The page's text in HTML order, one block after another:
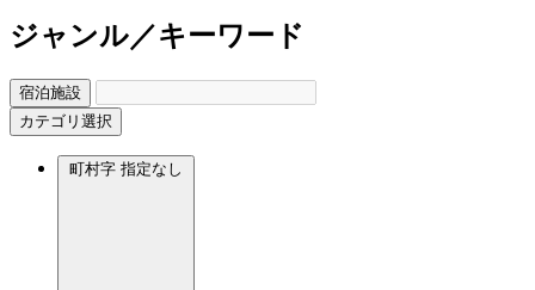
ジャンル／キーワード
宿泊施設
カテゴリ選択
町村字 指定なし